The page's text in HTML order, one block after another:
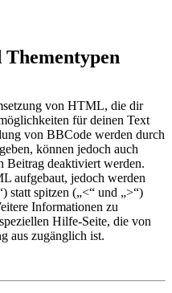
von HTML, die dir
für deinen Text
von BBCode werden durch
können jedoch auch
Beitrag deaktiviert werden.
aufgebaut, jedoch werden
statt spitzen („<“ und „>“)
Informationen zu
Hilfe-Seite, die von
aus zugänglich ist.